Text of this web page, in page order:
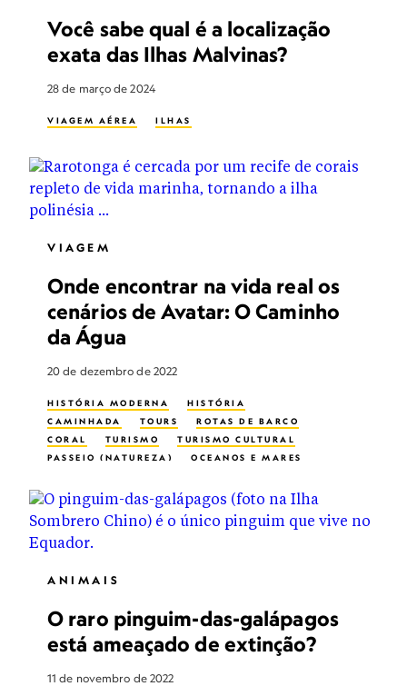
Você sabe qual é a localização
exata das Ilhas Malvinas?
28 de março de 2024
VIAGEM AÉREA ILHAS
VIAGEM
Onde encontrar na vida real os
cenários de Avatar: O Caminho
da Água
20 de dezembro de 2022
HISTÓRIA MODERNA
HISTÓRIA
CAMINHADA
TOURS
ROTAS DE BARCO
CORAL
TURISMO
TURISMO CULTURAL
PASSEIO (NATUREZA)
OCEANOS E MARES
ECOTURISMO
SUSTENTABILIDADE
SANTURÁRIO MARÍTIMO
VIDA NOS OCEANOS
CIRCUITOS A PÉ
ANIMAIS
O raro pinguim-das-galápagos
está ameaçado de extinção?
11 de novembro de 2022